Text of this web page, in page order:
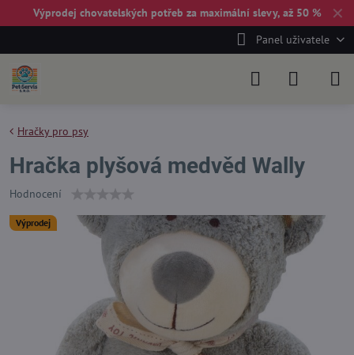
✕
Výprodej chovatelských potřeb za maximální slevy, až 50 %
Panel uživatele
Výprodej
Hračky pro psy
Hračka plyšová medvěd Wally
Hodnocení